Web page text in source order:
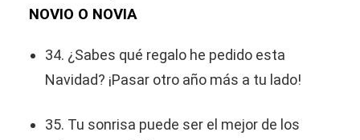
NOVIO O NOVIA
34. ¿Sabes qué regalo he pedido esta
Navidad? ¡Pasar otro año más a tu lado!
35. Tu sonrisa puede ser el mejor de los